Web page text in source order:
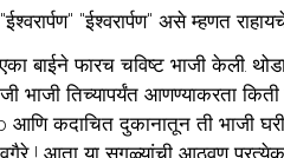
"ईश्वरार्पण" असे म्हणत
बाईने फारच चविष्ट भाजी केली.
भाजी तिच्यापर्यंत आणण्याकरता
दुकानातून ती भाजी घरी